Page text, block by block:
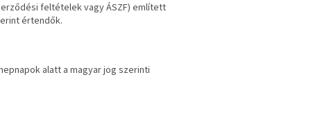
feltételek vagy ÁSZF) említett
értendők.
alatt a magyar jog szerinti